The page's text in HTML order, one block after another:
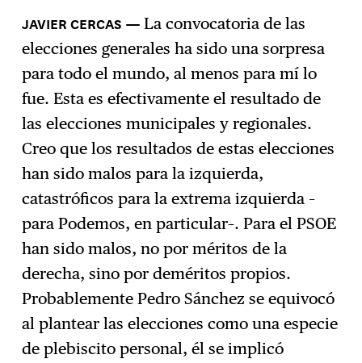
La convocatoria de las
elecciones generales ha sido una sorpresa
para todo el mundo, al menos para mí lo
fue. Esta es efectivamente el resultado de
las elecciones municipales y regionales.
Creo que los resultados de estas elecciones
han sido malos para la izquierda,
catastróficos para la extrema izquierda –
para Podemos, en particular–. Para el PSOE
han sido malos, no por méritos de la
derecha, sino por deméritos propios.
Probablemente Pedro Sánchez se equivocó
al plantear las elecciones como una especie
de plebiscito personal, él se implicó